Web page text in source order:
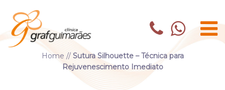
Home // Sutura Silhouette – Técnica para
Rejuvenescimento Imediato